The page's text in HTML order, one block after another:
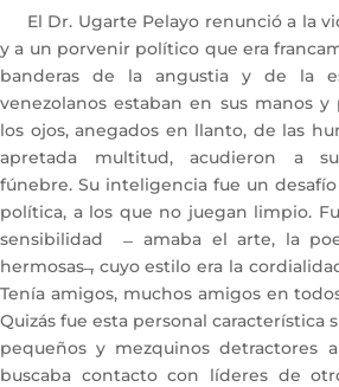
El Dr. Ugarte Pelayo renunció a la
y a un porvenir político que era
banderas de la angustia y de la
venezolanos estaban en sus manos
los ojos, anegados en llanto, de las
apretada multitud, acudieron a
fúnebre. Su inteligencia fue un
política, a los que no juegan limpio.
sensibilidad ̶ amaba el arte, la
hermosas ̶, cuyo estilo era la
Tenía amigos, muchos amigos en
Quizás fue esta personal característica
pequeños y mezquinos detractores
buscaba contacto con líderes de